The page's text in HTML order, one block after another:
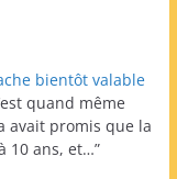
bientôt valable
quand même
avait promis que la
10 ans, et…”